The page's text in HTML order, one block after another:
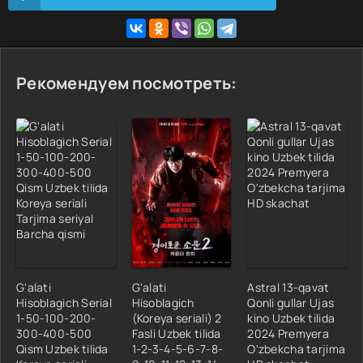
Рекомендуем посмотреть:
G'alati
Hisoblagich Serial
1-50-100-200-
300-400-500
Qism Uzbek tilida
G'alati
Hisoblagich
(Koreya seriali) 2
Fasli Uzbek tilida
1-2-3-4-5-6-7-8-
Astral 13-qavat
Qonli gullar Ujas
kino Uzbek tilida
2024 Premyera
O'zbekcha tarjima